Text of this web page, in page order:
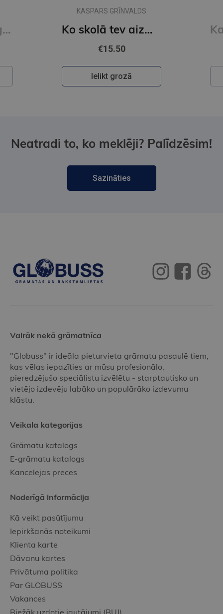
Naudas psiholoģija
KASPARS GRĪNVALDS
Ko skolā tev aizmirsa pateikt
€15.50
Ielikt grozā
Neatradi to, ko meklēji? Palīdzēsim!
Sazināties
Vairāk nekā grāmatnīca
"Globuss" ir ideāla pieturvieta grāmatu pasaulē tiem,
kas vēlas iepazīties ar mūsu profesionālo,
pieredzējušo speciālistu izvēlētu - starptautisko un
vietējo izdevēju labāko un populārāko izdevumu
klāstu.
Veikala kategorijas
Grāmatu katalogs
E-grāmatu katalogs
Kancelejas preces
Noderīgā informācija
Kā veikt pasūtījumu
Iepirkšanās noteikumi
Klienta karte
Dāvanu kartes
Privātuma politika
Par GLOBUSS
Vakances
Biežāk uzdotie jautājumi (BUJ)